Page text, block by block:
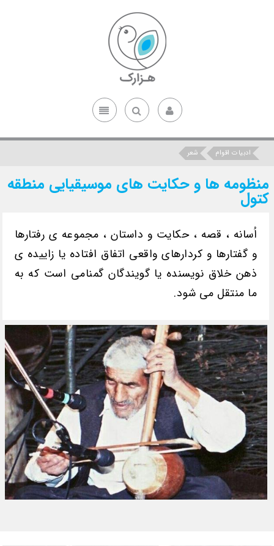
ادبیات اقوام شعر
منظومه ها و حکایت های موسیقیایی منطقه
کتول
اُسانه ، قصه ، حکایت و داستان ، مجموعه ی رفتارها
و گفتارها و کردارهای واقعی اتفاق افتاده یا زاییده ی
ذهن خلاق نویسنده یا گویندگان گمنامی است که به
ما منتقل می شود.